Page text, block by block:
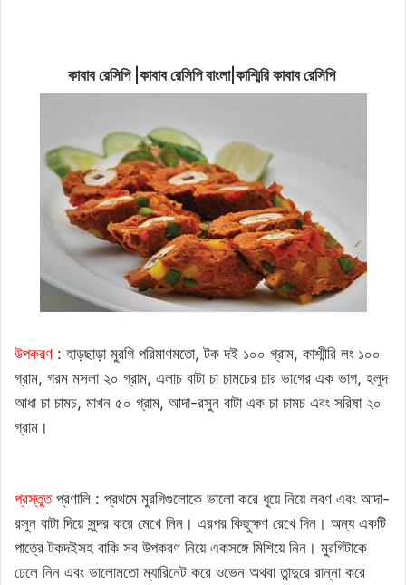
কাবাব রেসিপি |কাবাব রেসিপি বাংলা|কাশ্মিরি কাবাব রেসিপি
উপকরণ : হাড়ছাড়া মুরগি পরিমাণমতো, টক দই ১০০ গ্রাম, কাশ্মীরি লং ১০০
গ্রাম, গরম মসলা ২০ গ্রাম, এলাচ বাটা চা চামচের চার ভাগের এক ভাগ, হলুদ
আধা চা চামচ, মাখন ৫০ গ্রাম, আদা-রসুন বাটা এক চা চামচ এবং সরিষা ২০
গ্রাম।
প্রস্তুতপ্রণালি : প্রথমে মুরগিগুলোকে ভালো করে ধুয়ে নিয়ে লবণ এবং আদা-
রসুন বাটা দিয়ে সুন্দর করে মেখে নিন। এরপর কিছুক্ষণ রেখে দিন। অন্য একটি
পাত্রে টকদইসহ বাকি সব উপকরণ নিয়ে একসঙ্গে মিশিয়ে নিন। মুরগিটাকে
ঢেলে নিন এবং ভালোমতো ম্যারিনেট করে ওভেন অথবা তান্দুরে রান্না করে